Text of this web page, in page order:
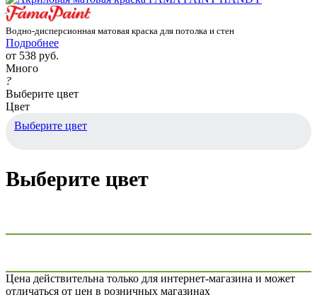
Водно-дисперсионная матовая краска для потолка и стен
Подробнее
от 538 руб.
Много
?
Выберите цвет
Цвет
Выберите цвет
Выберите цвет
Цена действительна только для интернет-магазина и может
отличаться от цен в розничных магазинах